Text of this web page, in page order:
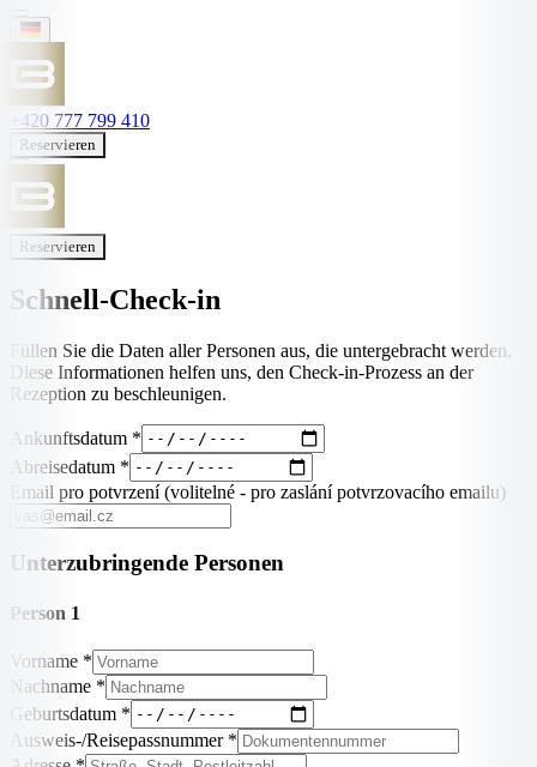
+420 777 799 410
Reservieren
Reservieren
Schnell-Check-in
Füllen Sie die Daten aller Personen aus, die untergebracht werden.
Diese Informationen helfen uns, den Check-in-Prozess an der
Rezeption zu beschleunigen.
Ankunftsdatum *
Abreisedatum *
Email pro potvrzení(volitelné - pro zaslání potvrzovacího emailu)
Unterzubringende Personen
Person 1
Vorname *
Nachname *
Geburtsdatum *
Ausweis-/Reisepassnummer *